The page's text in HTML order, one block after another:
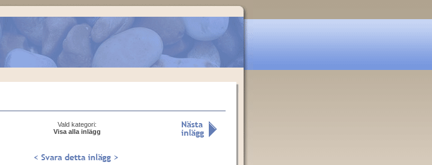
Vald kategori:
Visa alla inlägg